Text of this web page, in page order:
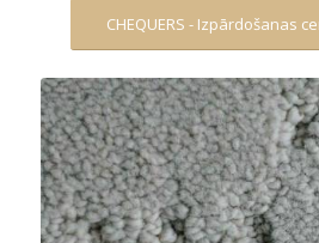
CHEQUERS - Izpārdošanas